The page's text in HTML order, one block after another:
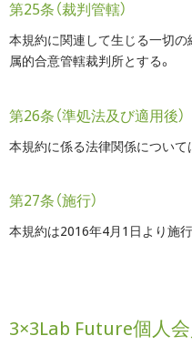
第25条（裁判管轄）
本規約に関連して生じる一切の
属的合意管轄裁判所とする。
第26条（準処法及び適用後）
本規約に係る法律関係について
第27条（施行）
本規約は2016年4月1日より施行
3×3Lab Future個人